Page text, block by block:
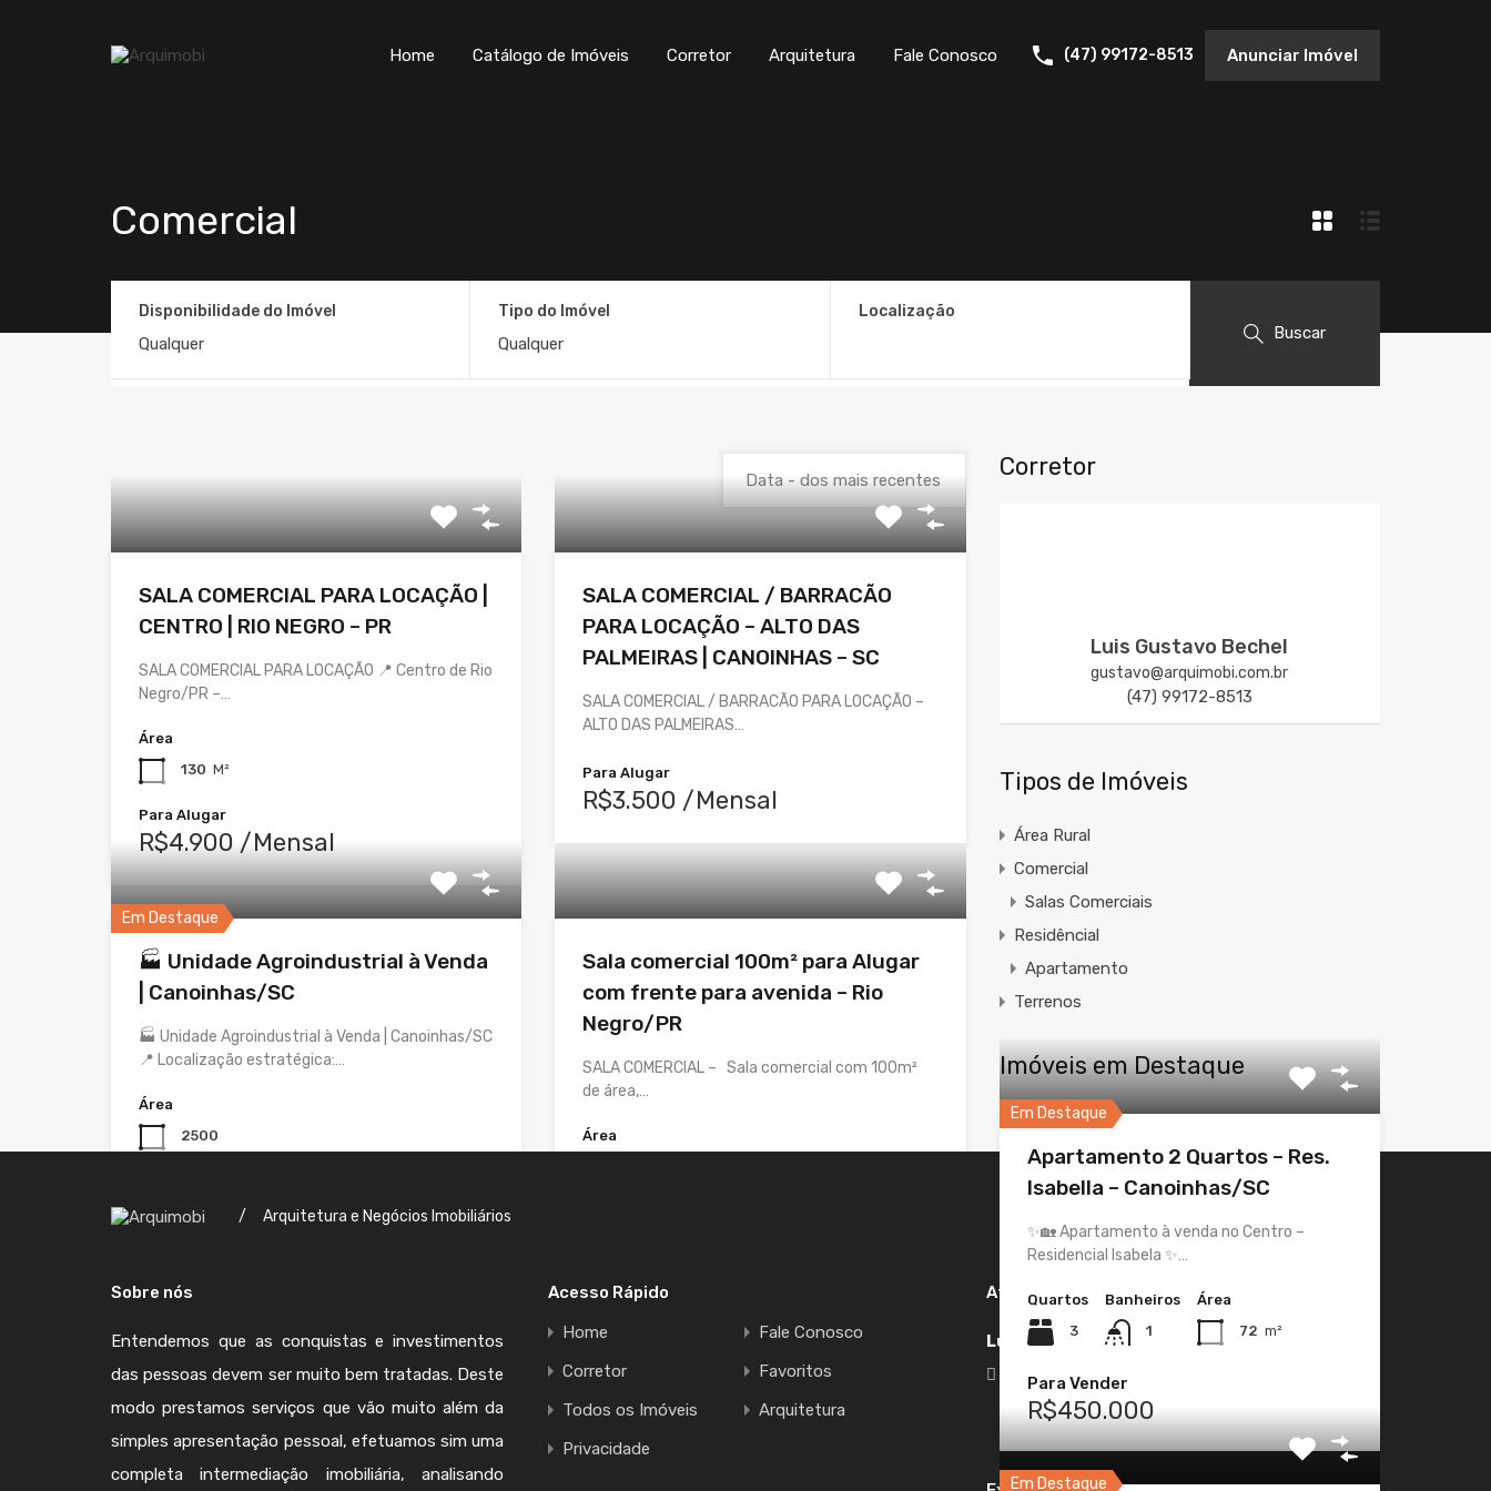
Home Catálogo de Imóveis Corretor Arquitetura Fale Conosco (47) 99172-8513 Anunciar Imóvel
Comercial
Disponibilidade do Imóvel Tipo do Imóvel Localização
Buscar
SALA COMERCIAL PARA LOCAÇÃO |
CENTRO | RIO NEGRO – PR
SALA COMERCIAL PARA LOCAÇÃO 📍 Centro de Rio
Negro/PR –…
Área
130 M²
Para Alugar
R$4.900 /Mensal
SALA COMERCIAL / BARRACÃO
PARA LOCAÇÃO – ALTO DAS
PALMEIRAS | CANOINHAS – SC
SALA COMERCIAL / BARRACÃO PARA LOCAÇÃO –
ALTO DAS PALMEIRAS…
Para Alugar
R$3.500 /Mensal
Em Destaque
🏭 Unidade Agroindustrial à Venda
| Canoinhas/SC
🏭 Unidade Agroindustrial à Venda | Canoinhas/SC
📍 Localização estratégica:…
Área
2500
Sala comercial 100m² para Alugar
com frente para avenida – Rio
Negro/PR
SALA COMERCIAL – Sala comercial com 100m²
de área,…
Área
Corretor
Luis Gustavo Bechel
gustavo@arquimobi.com.br
(47) 99172-8513
Tipos de Imóveis
Área Rural
Comercial
Salas Comerciais
Residêncial
Apartamento
Terrenos
Imóveis em Destaque
Em Destaque
Apartamento 2 Quartos – Res.
Isabella – Canoinhas/SC
✨🏡 Apartamento à venda no Centro –
Residencial Isabela ✨…
Quartos
3
Banheiros
1
Área
72 m²
Para Vender
R$450.000
Em Destaque
/ Arquitetura e Negócios Imobiliários
Sobre nós
Entendemos que as conquistas e investimentos
das pessoas devem ser muito bem tratadas. Deste
modo prestamos serviços que vão muito além da
simples apresentação pessoal, efetuamos sim uma
completa intermediação imobiliária, analisando
Acesso Rápido
Home
Fale Conosco
Corretor
Favoritos
Todos os Imóveis
Arquitetura
Privacidade
Atendimento
Luis Gustavo Bechel
(47) 99172-8513